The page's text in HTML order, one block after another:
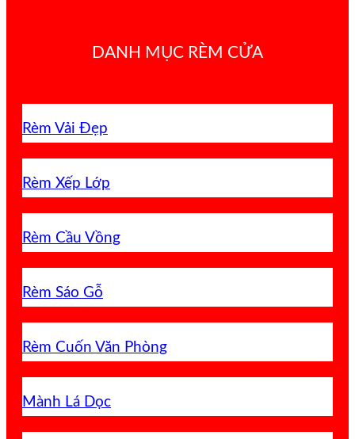
DANH MỤC RÈM CỬA
Rèm Vải Đẹp
Rèm Xếp Lớp
Rèm Cầu Vồng
Rèm Sáo Gỗ
Rèm Cuốn Văn Phòng
Mành Lá Dọc